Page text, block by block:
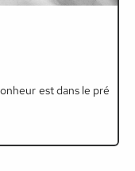
est dans le pré